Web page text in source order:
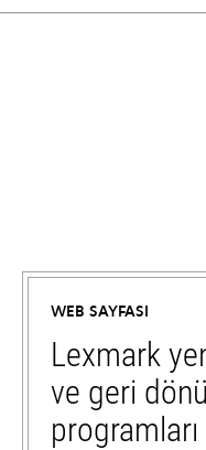
WEB SAYFASI
Lexmark
ve geri
programları